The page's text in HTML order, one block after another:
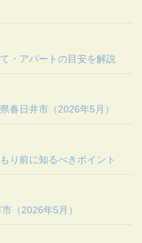
・アパートの目安を解説
春日井市（2026年5月）
り前に知るべきポイント
（2026年5月）